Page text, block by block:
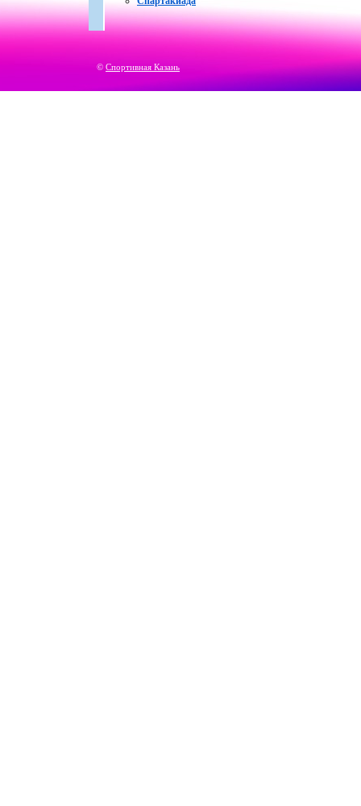
© Спортивная Казань